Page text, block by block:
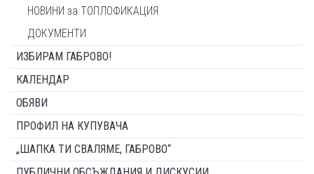
НОВИНИ за ТОПЛОФИКАЦИЯ
ДОКУМЕНТИ
ИЗБИРАМ ГАБРОВО!
КАЛЕНДАР
ОБЯВИ
ПРОФИЛ НА КУПУВАЧА
„ШАПКА ТИ СВАЛЯМЕ, ГАБРОВО“